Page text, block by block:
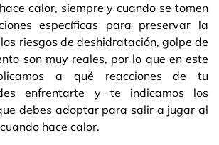
calor, siempre y cuando se tomen
específicas para preservar la
riesgos de deshidratación, golpe de
son muy reales, por lo que en este
a qué reacciones de tu
enfrentarte y te indicamos los
debes adoptar para salir a jugar al
hace calor.